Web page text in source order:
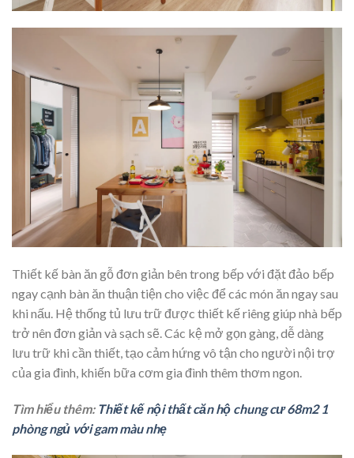
Thiết kế bàn ăn gỗ đơn giản bên trong bếp với đặt đảo bếp
ngay cạnh bàn ăn thuận tiện cho việc để các món ăn ngay sau
khi nấu. Hệ thống tủ lưu trữ được thiết kế riêng giúp nhà bếp
trở nên đơn giản và sạch sẽ. Các kệ mở gọn gàng, dễ dàng
lưu trữ khi cần thiết, tạo cảm hứng vô tận cho người nội trợ
của gia đình, khiến bữa cơm gia đình thêm thơm ngon.
Tìm hiểu thêm: Thiết kế nội thất căn hộ chung cư 68m2 1
phòng ngủ với gam màu nhẹ